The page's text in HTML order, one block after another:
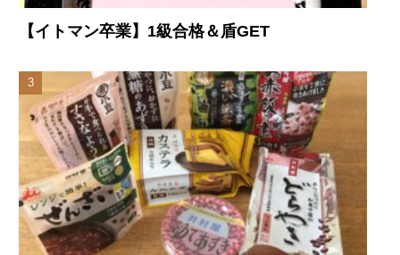
【イトマン卒業】1級合格＆盾GET